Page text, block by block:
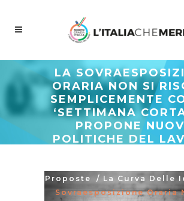
LA
ORARIA NON SI
SEMPLICEMENTE
‘SETTIMANA
PROPONE
POLITICHE DEL
Proposte
/ La Curva Delle
Sovraesposizione Oraria